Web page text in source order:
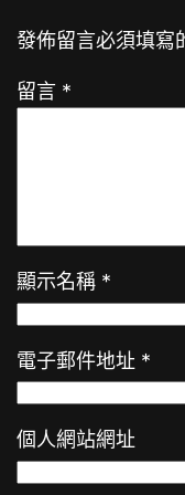
發佈留言必須填寫
留言 *
顯示名稱 *
電子郵件地址 *
個人網站網址